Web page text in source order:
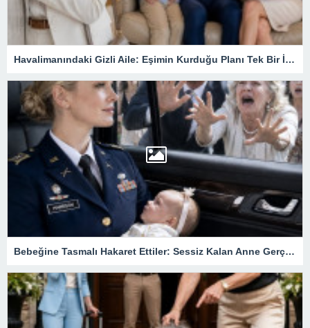
Havalimanındaki Gizli Aile: Eşimin Kurduğu Planı Tek Bir İmza Çökertti
Bebeğine Tasmalı Hakaret Ettiler: Sessiz Kalan Anne Gerçek Kimliğini Açıklayınca Köşkteki Büyük Sır Ortaya Çıktı